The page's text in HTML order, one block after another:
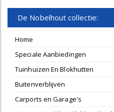
De Nobelhout collectie:
Home
Speciale Aanbiedingen
Tuinhuizen En Blokhutten
Buitenverblijven
Carports en Garage's